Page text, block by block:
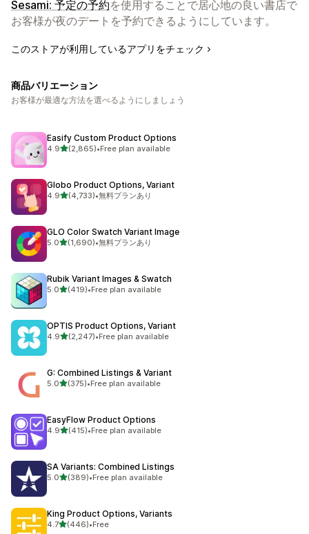
Sesami: 予定の予約を使用することで居心地の良い書店で
お客様が夜のデートを予約できるようにしています。
このストアが利用しているアプリをチェック
商品バリエーション
お客様が最適な方法を選べるようにしましょう
Easify Custom Product Options
4.95つ星中
(2,865)
合計レビュー数：2865件
•Free plan available
Globo Product Options, Variant
4.95つ星中
(4,733)
合計レビュー数：4733件
•無料プランあり
GLO Color Swatch Variant Image
5.05つ星中
(1,690)
合計レビュー数：1690件
•無料プランあり
Rubik Variant Images & Swatch
5.05つ星中
(419)
合計レビュー数：419件
•Free plan available
OPTIS Product Options, Variant
4.95つ星中
(2,247)
合計レビュー数：2247件
•Free plan available
G: Combined Listings & Variant
5.05つ星中
(375)
合計レビュー数：375件
•Free plan available
EasyFlow Product Options
4.95つ星中
(415)
合計レビュー数：415件
•Free plan available
SA Variants: Combined Listings
5.05つ星中
(389)
合計レビュー数：389件
•Free plan available
King Product Options, Variants
4.75つ星中
(446)
合計レビュー数：446件
•Free